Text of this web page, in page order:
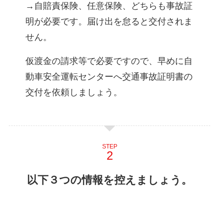
→自賠責保険、任意保険、どちらも事故証
明が必要です。届け出を怠ると交付されま
せん。
仮渡金の請求等で必要ですので、早めに自
動車安全運転センターへ交通事故証明書の
交付を依頼しましょう。
STEP
以下３つの情報を控えましょう。